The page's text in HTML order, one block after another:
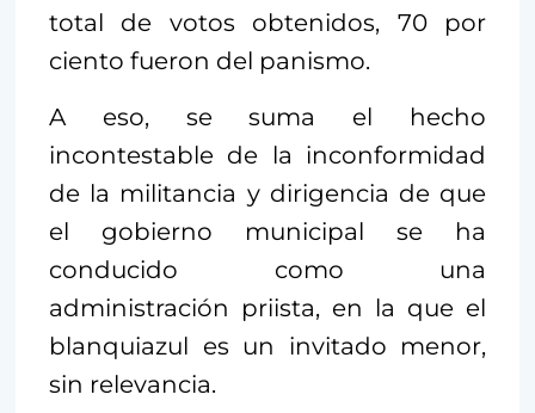
total de votos obtenidos, 70 por
ciento fueron del panismo.
A eso, se suma el hecho
incontestable de la inconformidad
de la militancia y dirigencia de que
el gobierno municipal se ha
conducido como una
administración priista, en la que el
blanquiazul es un invitado menor,
sin relevancia.